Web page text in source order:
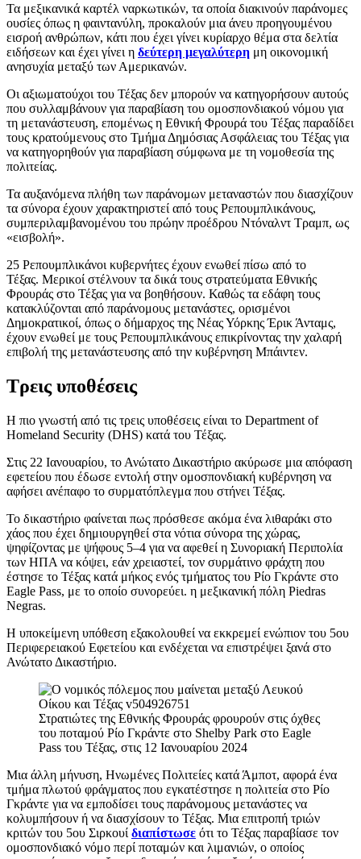
Τα μεξικανικά καρτέλ ναρκωτικών, τα οποία διακινούν παράνομες
ουσίες όπως η φαιντανύλη, προκαλούν μια άνευ προηγουμένου
εισροή ανθρώπων, κάτι που έχει γίνει κυρίαρχο θέμα στα δελτία
ειδήσεων και έχει γίνει η δεύτερη μεγαλύτερη μη οικονομική
ανησυχία μεταξύ των Αμερικανών.
Οι αξιωματούχοι του Τέξας δεν μπορούν να κατηγορήσουν αυτούς
που συλλαμβάνουν για παραβίαση του ομοσπονδιακού νόμου για
τη μετανάστευση, επομένως η Εθνική Φρουρά του Τέξας παραδίδει
τους κρατούμενους στο Τμήμα Δημόσιας Ασφάλειας του Τέξας για
να κατηγορηθούν για παραβίαση σύμφωνα με τη νομοθεσία της
πολιτείας.
Τα αυξανόμενα πλήθη των παράνομων μεταναστών που διασχίζουν
τα σύνορα έχουν χαρακτηριστεί από τους Ρεπουμπλικάνους,
συμπεριλαμβανομένου του πρώην προέδρου Ντόναλντ Τραμπ, ως
«εισβολή».
25 Ρεπουμπλικάνοι κυβερνήτες έχουν ενωθεί πίσω από το
Τέξας. Μερικοί στέλνουν τα δικά τους στρατεύματα Εθνικής
Φρουράς στο Τέξας για να βοηθήσουν. Καθώς τα εδάφη τους
κατακλύζονται από παράνομους μετανάστες, ορισμένοι
Δημοκρατικοί, όπως ο δήμαρχος της Νέας Υόρκης Έρικ Άνταμς,
έχουν ενωθεί με τους Ρεπουμπλικάνους επικρίνοντας την χαλαρή
επιβολή της μετανάστευσης από την κυβέρνηση Μπάιντεν.
Τρεις υποθέσεις
Η πιο γνωστή από τις τρεις υποθέσεις είναι το Department of
Homeland Security (DHS) κατά του Τέξας.
Στις 22 Ιανουαρίου, το Ανώτατο Δικαστήριο ακύρωσε μια απόφαση
εφετείου που έδωσε εντολή στην ομοσπονδιακή κυβέρνηση να
αφήσει ανέπαφο το συρματόπλεγμα που στήνει Τέξας.
Το δικαστήριο φαίνεται πως πρόσθεσε ακόμα ένα λιθαράκι στο
χάος που έχει δημιουργηθεί στα νότια σύνορα της χώρας,
ψηφίζοντας με ψήφους 5–4 για να αφεθεί η Συνοριακή Περιπολία
των ΗΠΑ να κόψει, εάν χρειαστεί, τον συρμάτινο φράχτη που
έστησε το Τέξας κατά μήκος ενός τμήματος του Ρίο Γκράντε στο
Eagle Pass, με το οποίο συνορεύει. η μεξικανική πόλη Piedras
Negras.
Η υποκείμενη υπόθεση εξακολουθεί να εκκρεμεί ενώπιον του 5ου
Περιφερειακού Εφετείου και ενδέχεται να επιστρέψει ξανά στο
Ανώτατο Δικαστήριο.
Στρατιώτες της Εθνικής Φρουράς φρουρούν στις όχθες
του ποταμού Ρίο Γκράντε στο Shelby Park στο Eagle
Pass του Τέξας, στις 12 Ιανουαρίου 2024
Μια άλλη μήνυση, Ηνωμένες Πολιτείες κατά Άμποτ, αφορά ένα
τμήμα πλωτού φράγματος που εγκατέστησε η πολιτεία στο Ρίο
Γκράντε για να εμποδίσει τους παράνομους μετανάστες να
κολυμπήσουν ή να διασχίσουν το Τέξας. Μια επιτροπή τριών
κριτών του 5ου Σιρκουί διαπίστωσε ότι το Τέξας παραβίασε τον
ομοσπονδιακό νόμο περί ποταμών και λιμανιών, ο οποίος